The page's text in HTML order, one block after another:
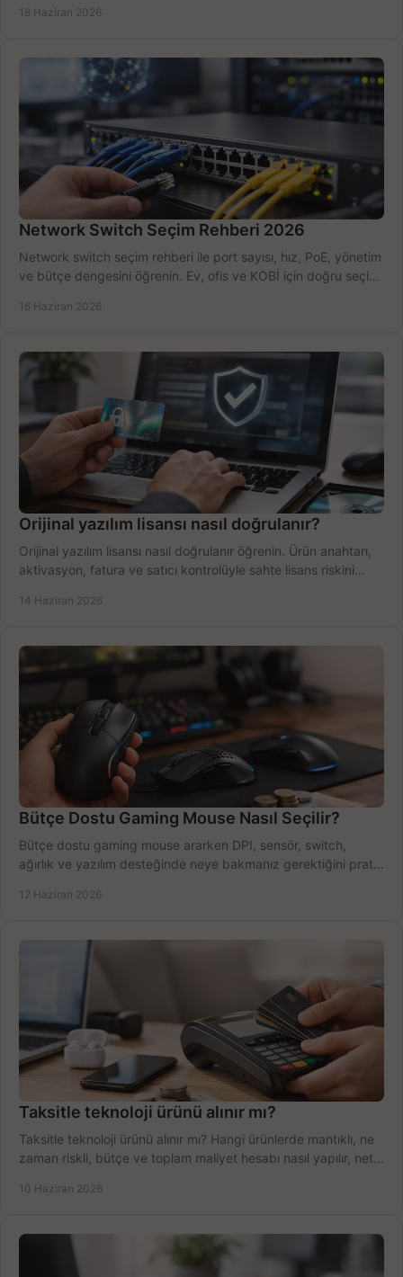
18 Haziran 2026
Network Switch Seçim Rehberi 2026
Network switch seçim rehberi ile port sayısı, hız, PoE, yönetim
ve bütçe dengesini öğrenin. Ev, ofis ve KOBİ için doğru seçimi
16 Haziran 2026
Orijinal yazılım lisansı nasıl doğrulanır?
Orijinal yazılım lisansı nasıl doğrulanır öğrenin. Ürün anahtarı,
aktivasyon, fatura ve satıcı kontrolüyle sahte lisans riskini
14 Haziran 2026
Bütçe Dostu Gaming Mouse Nasıl Seçilir?
Bütçe dostu gaming mouse ararken DPI, sensör, switch,
ağırlık ve yazılım desteğinde neye bakmanız gerektiğini pratik
12 Haziran 2026
Taksitle teknoloji ürünü alınır mı?
Taksitle teknoloji ürünü alınır mı? Hangi ürünlerde mantıklı, ne
zaman riskli, bütçe ve toplam maliyet hesabı nasıl yapılır, net
10 Haziran 2026